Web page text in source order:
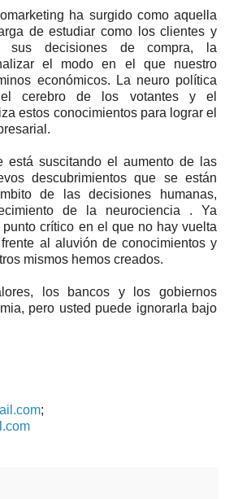
ha surgido como aquella
de estudiar como los clientes y
sus decisiones de compra, la
el modo en el que nuestro
económicos. La neuro política
cerebro de los votantes y el
estos conocimientos para lograr el
está suscitando el aumento de las
descubrimientos que se están
de las decisiones humanas,
de la neurociencia . Ya
crítico en el que no hay vuelta
al aluvión de conocimientos y
mismos hemos creados.
los bancos y los gobiernos
pero usted puede ignorarla bajo
;